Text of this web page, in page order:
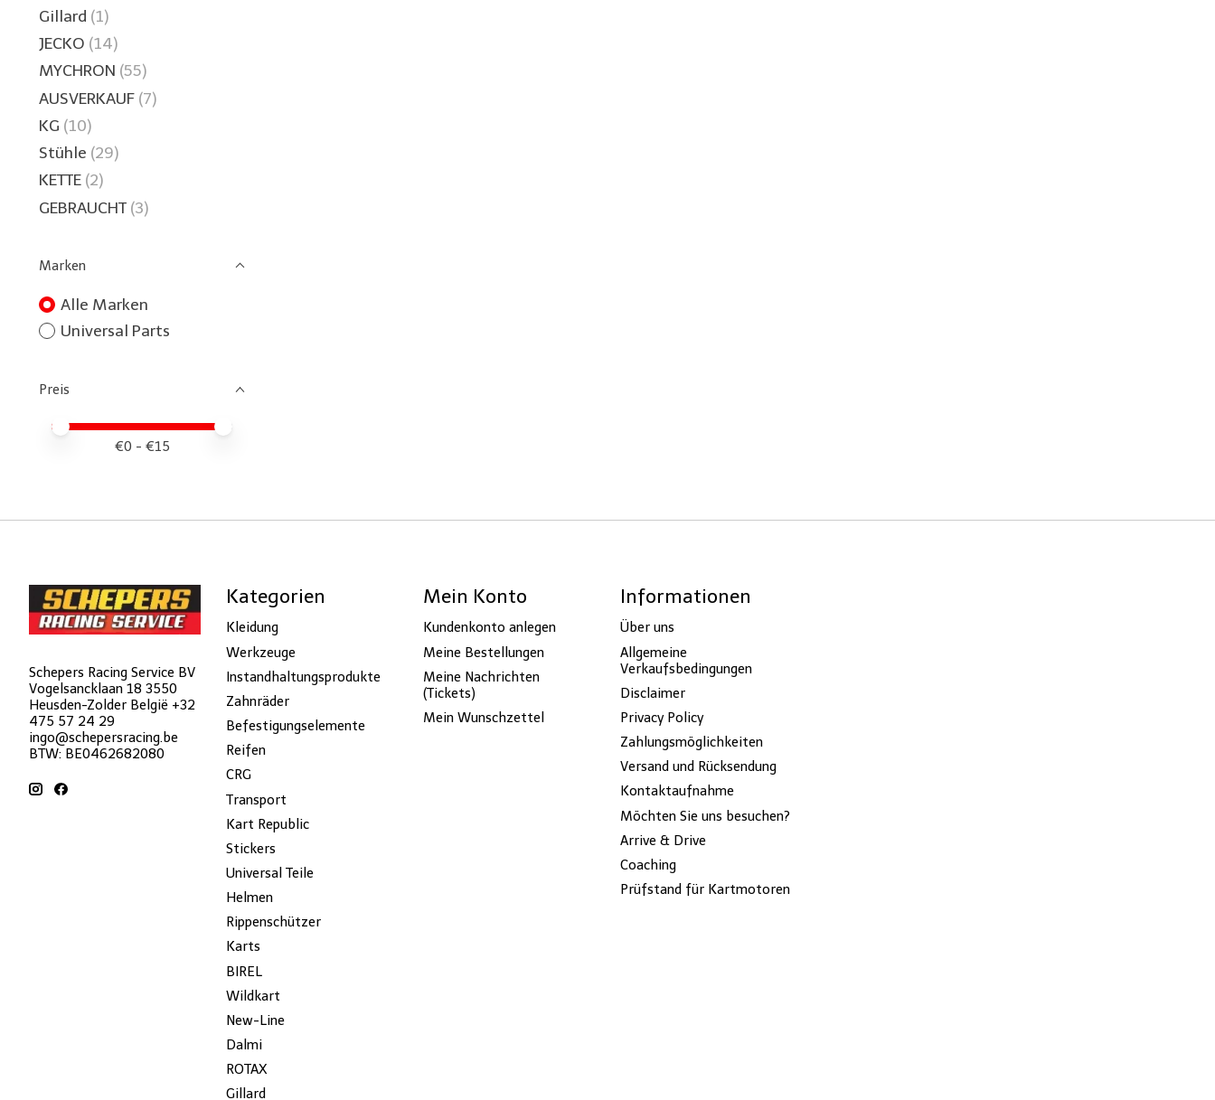
Gillard (1)
JECKO (14)
MYCHRON (55)
AUSVERKAUF (7)
KG (10)
Stühle (29)
KETTE (2)
GEBRAUCHT (3)
Marken
Alle Marken
Universal Parts
Preis
Preis – Mindestwert
Price maximum value
€0 - €15
Schepers Racing Service BV
Vogelsancklaan 18 3550
Heusden-Zolder België +32
475 57 24 29
ingo@schepersracing.be
BTW: BE0462682080
Kategorien
Kleidung
Werkzeuge
Instandhaltungsprodukte
Zahnräder
Befestigungselemente
Reifen
CRG
Transport
Kart Republic
Stickers
Universal Teile
Helmen
Rippenschützer
Karts
BIREL
Wildkart
New-Line
Dalmi
ROTAX
Gillard
Mein Konto
Kundenkonto anlegen
Meine Bestellungen
Meine Nachrichten
(Tickets)
Mein Wunschzettel
Informationen
Über uns
Allgemeine
Verkaufsbedingungen
Disclaimer
Privacy Policy
Zahlungsmöglichkeiten
Versand und Rücksendung
Kontaktaufnahme
Möchten Sie uns besuchen?
Arrive & Drive
Coaching
Prüfstand für Kartmotoren